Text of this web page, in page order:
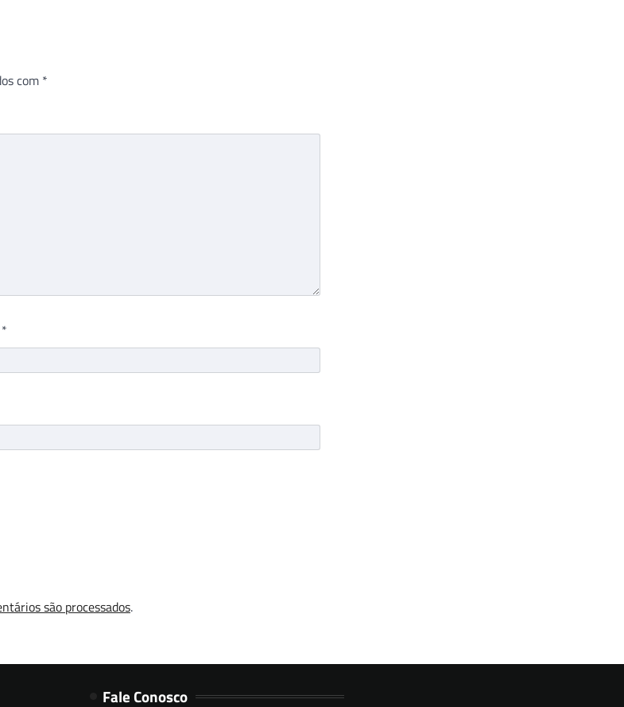
com *
*
são processados.
Fale Conosco